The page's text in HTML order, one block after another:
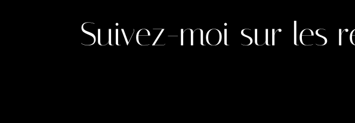
Suivez-moi sur les